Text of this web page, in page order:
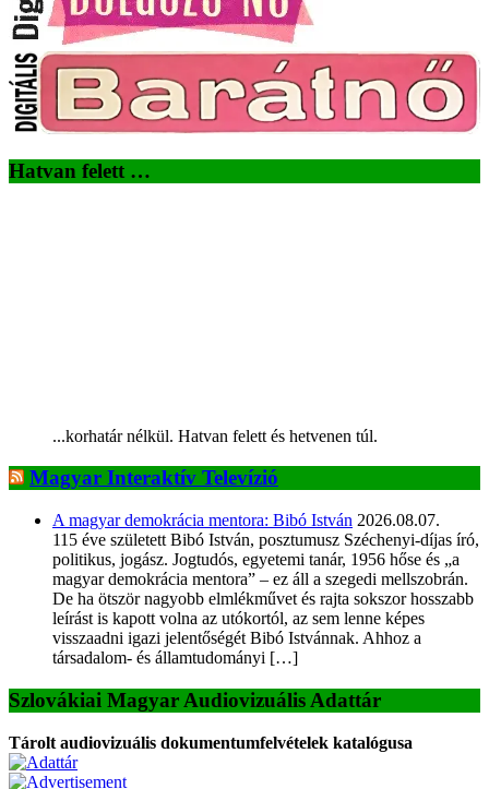
Hatvan felett …
...korhatár nélkül. Hatvan felett és hetvenen túl.
Magyar Interaktív Televízió
A magyar demokrácia mentora: Bibó István 2026.08.07.
115 éve született Bibó István, posztumusz Széchenyi-díjas író,
politikus, jogász. Jogtudós, egyetemi tanár, 1956 hőse és „a
magyar demokrácia mentora” – ez áll a szegedi mellszobrán.
De ha ötször nagyobb elmlékművet és rajta sokszor hosszabb
leírást is kapott volna az utókortól, az sem lenne képes
visszaadni igazi jelentőségét Bibó Istvánnak. Ahhoz a
társadalom- és államtudományi […]
Szlovákiai Magyar Audiovizuális Adattár
Tárolt audiovizuális dokumentumfelvételek katalógusa